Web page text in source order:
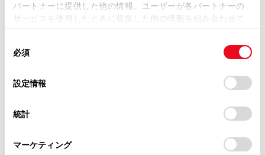
パートナーに提供した他の情報、ユーザーが各パートナーの
サービスを使用したときに収集した他の情報を組み合わせて
使用することがあります。当ウェブサイトの使用を続行する
デバイスにすべてのCookie(クッキー)が保存されることに同
意したことになります。Cookie(クッキー)のオプトアウト、
設定の変更、同意を撤回したりするにあたっては、当社の
「Cookie（クッキー）情報の取り扱いについて
」をご覧くだ
必須
設定情報
統計
マーケティング
ドライブレコーダー
パノラミックビューモニター（全周囲カメラ）
バックモニター